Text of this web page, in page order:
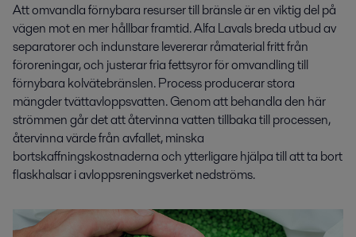
Att omvandla förnybara resurser till bränsle är en viktig del på
vägen mot en mer hållbar framtid. Alfa Lavals breda utbud av
separatorer och indunstare levererar råmaterial fritt från
föroreningar, och justerar fria fettsyror för omvandling till
förnybara kolvätebränslen. Process producerar stora
mängder tvättavloppsvatten. Genom att behandla den här
strömmen går det att återvinna vatten tillbaka till processen,
återvinna värde från avfallet, minska
bortskaffningskostnaderna och ytterligare hjälpa till att ta bort
flaskhalsar i avloppsreningsverket nedströms.